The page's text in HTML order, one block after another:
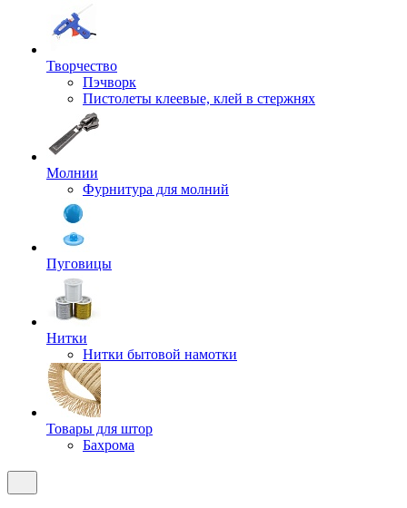
Творчество
Пэчворк
Пистолеты клеевые, клей в стержнях
Молнии
Фурнитура для молний
Пуговицы
Нитки
Нитки бытовой намотки
Товары для штор
Бахрома